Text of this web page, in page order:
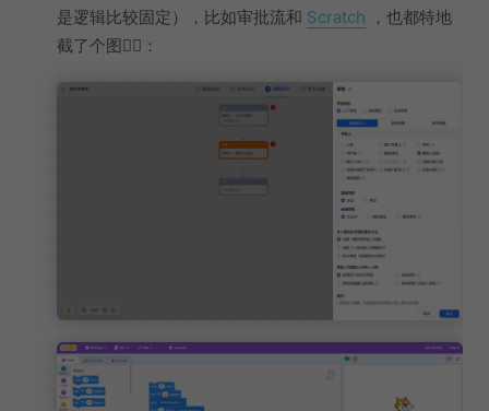
是逻辑比较固定），比如审批流和 Scratch
，也都特地
截了个图👇🏻：